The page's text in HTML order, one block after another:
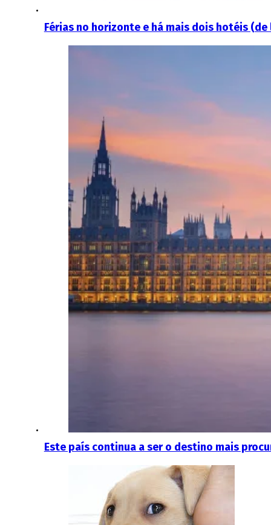
Férias no horizonte e há mais dois hotéis
Este país continua a ser o destino mais